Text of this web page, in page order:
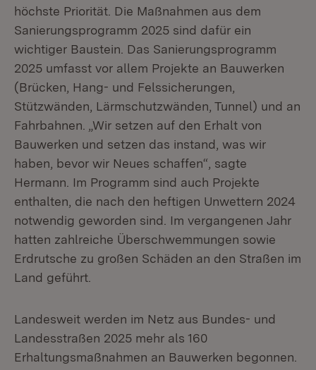
höchste Priorität. Die Maßnahmen aus dem
Sanierungsprogramm 2025 sind dafür ein
wichtiger Baustein. Das Sanierungsprogramm
2025 umfasst vor allem Projekte an Bauwerken
(Brücken, Hang- und Felssicherungen,
Stützwänden, Lärmschutzwänden, Tunnel) und an
Fahrbahnen. „Wir setzen auf den Erhalt von
Bauwerken und setzen das instand, was wir
haben, bevor wir Neues schaffen“, sagte
Hermann. Im Programm sind auch Projekte
enthalten, die nach den heftigen Unwettern 2024
notwendig geworden sind. Im vergangenen Jahr
hatten zahlreiche Überschwemmungen sowie
Erdrutsche zu großen Schäden an den Straßen im
Land geführt.
Landesweit werden im Netz aus Bundes- und
Landesstraßen 2025 mehr als 160
Erhaltungsmaßnahmen an Bauwerken begonnen.